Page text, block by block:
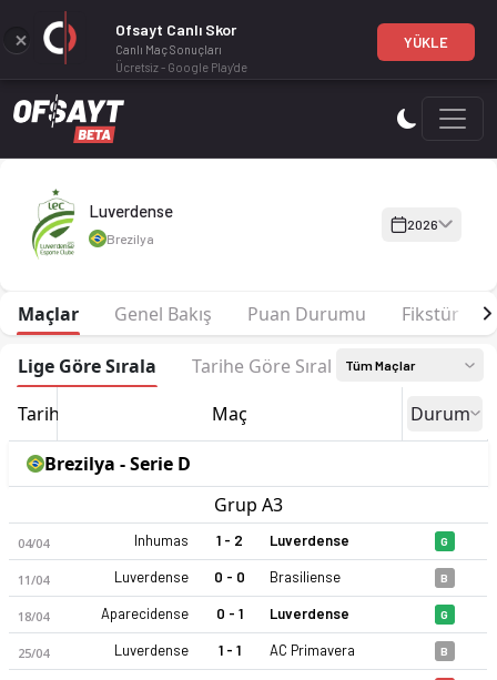
Luverdense 2026 sezonu | Mato-Grossense'de 1. sırada,
Luverdense
Brezilya
2026
Maçlar Genel Bakış Puan Durumu Fikstür
Lige Göre Sırala Tarihe Göre Sırala Tüm Maçlar
Tarih Maç Durum
Brezilya - Serie D
Grup A3
04/04 Inhumas 1 - 2 Luverdense G
11/04 Luverdense 0 - 0 Brasiliense B
18/04 Aparecidense 0 - 1 Luverdense G
25/04 Luverdense 1 - 1 AC Primavera B
Ofsayt Canlı Skor
Canlı Maç Sonuçları
Ücretsiz - Google Play'de
YÜKLE